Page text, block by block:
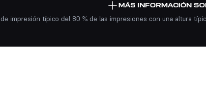
MÁS INFORMACIÓN
de impresión típico del 80 % de las impresiones con una altura
en 3D